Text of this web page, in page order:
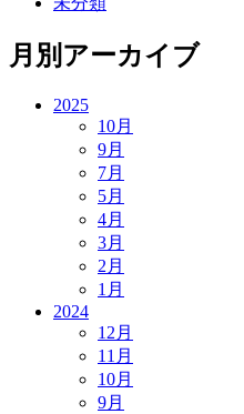
月別アーカイブ
2025
10月
9月
7月
5月
4月
3月
2月
1月
2024
12月
11月
10月
9月